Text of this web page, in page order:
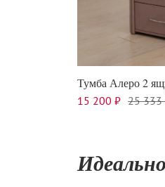
Тумба Алеро 2
15 200 ₽ 25 333